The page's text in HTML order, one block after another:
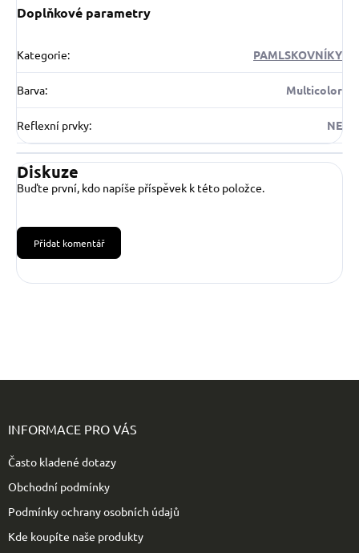
Doplňkové parametry
Kategorie: PAMLSKOVNÍKY
Barva: Multicolor
Reflexní prvky: NE
Diskuze
Buďte první, kdo napíše příspěvek k této položce.
Přidat komentář
INFORMACE PRO VÁS
Často kladené dotazy
Obchodní podmínky
Podmínky ochrany osobních údajů
Kde koupíte naše produkty